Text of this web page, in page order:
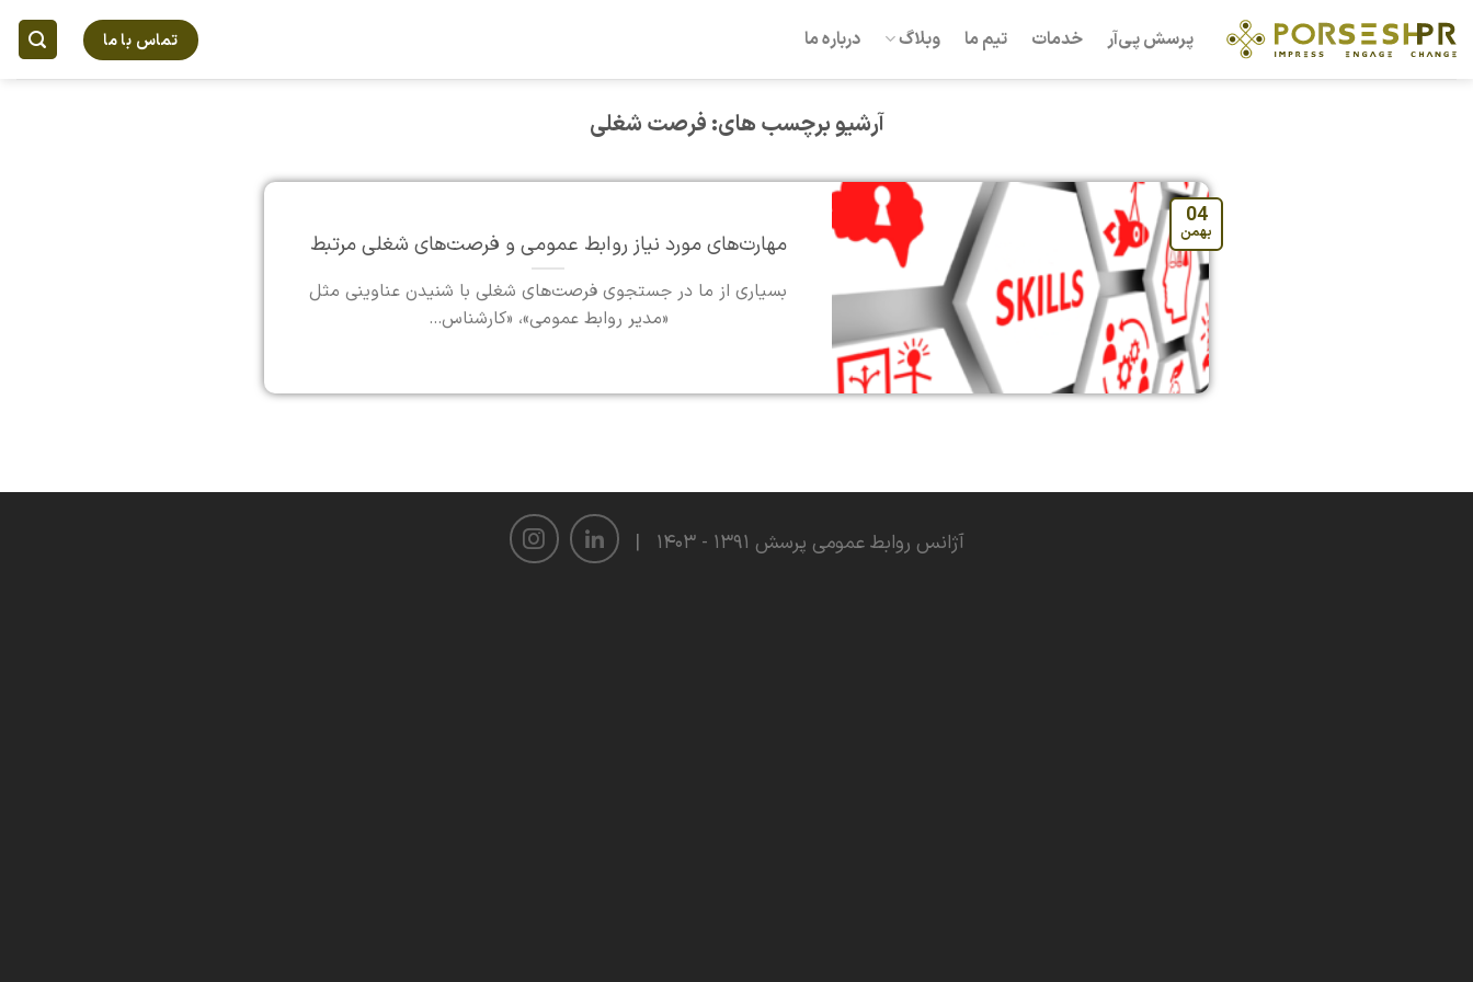
to
content
پرسش پی‌آر خدمات تیم ما وبلاگ درباره ما تماس با ما
آرشیو برچسب های: فرصت شغلی
مهارت‌های مورد نیاز روابط عمومی و فرصت‌های شغلی مرتبط
بسیاری از ما در جستجوی فرصت‌های شغلی با شنیدن عناوینی مثل
«مدیر روابط عمومی»، «کارشناس...
04
بهمن
آژانس روابط عمومی پرسش ۱۳۹۱ - ۱۴۰۳ |